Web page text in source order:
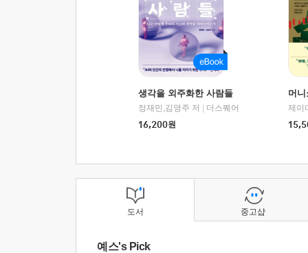
생각을 외주화한 사람들
정재민,김영주 저
더스퀘어
16,200원
머
도서
예스's Pick
중고샵